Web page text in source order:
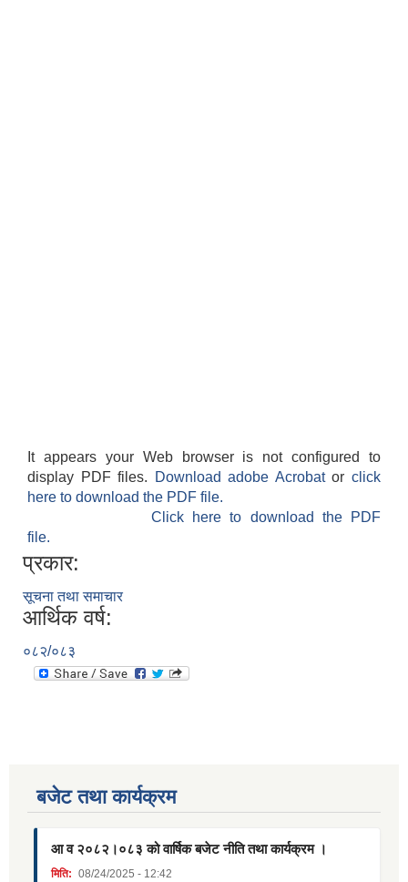
It appears your Web browser is not configured to
display PDF files.
Download adobe Acrobatorclick
here to download the PDF file.
Click here to download the PDF
file.
प्रकार:
सूचना तथा समाचार
आर्थिक वर्ष:
०८२/०८३
बजेट तथा कार्यक्रम
आ व २०८२।०८३ को वार्षिक बजेट नीति तथा कार्यक्रम ।
मिति: 08/24/2025 - 12:42